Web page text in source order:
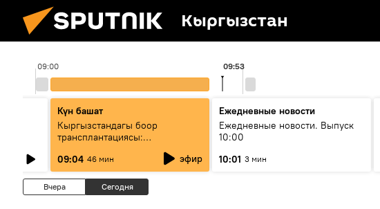
Кыргызстан
09:00 09:53
Күн башат
Кыргызстандагы боор
трансплантациясы:
жетишкендиктер жана өнүгүү
келечеги
09:04 46 мин эфир
Ежедневные новости
Ежедневные новости. Выпуск
10:00
10:01 3 мин
Вчера Сегодня